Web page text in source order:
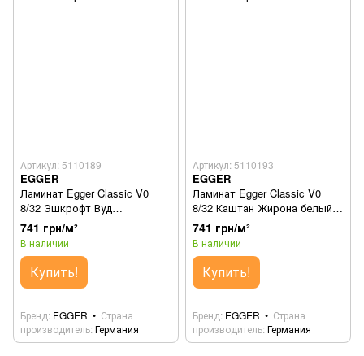
Артикул: 5110189
EGGER
Ламинат Egger Classic V0
8/32 Эшкрофт Вуд
EL1067.1783845
741 грн/м²
В наличии
Купить!
Бренд EGGER
Страна
производитель Германия
Артикул: 5110193
EGGER
Ламинат Egger Classic V0
8/32 Каштан Жирона белый
EL2771.1784253
741 грн/м²
В наличии
Купить!
Бренд EGGER
Страна
производитель Германия